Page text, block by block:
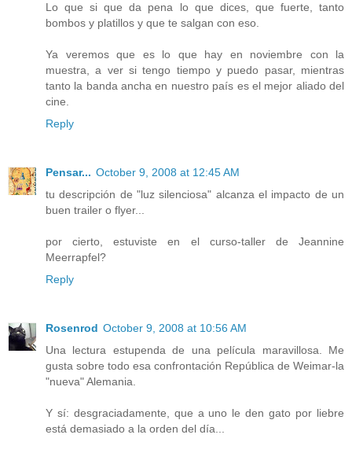
Lo que si que da pena lo que dices, que fuerte, tanto
bombos y platillos y que te salgan con eso.
Ya veremos que es lo que hay en noviembre con la
muestra, a ver si tengo tiempo y puedo pasar, mientras
tanto la banda ancha en nuestro país es el mejor aliado del
cine.
Reply
Pensar... October 9, 2008 at 12:45 AM
tu descripción de "luz silenciosa" alcanza el impacto de un
buen trailer o flyer...
por cierto, estuviste en el curso-taller de Jeannine
Meerrapfel?
Reply
Rosenrod October 9, 2008 at 10:56 AM
Una lectura estupenda de una película maravillosa. Me
gusta sobre todo esa confrontación República de Weimar-la
"nueva" Alemania.
Y sí: desgraciadamente, que a uno le den gato por liebre
está demasiado a la orden del día...